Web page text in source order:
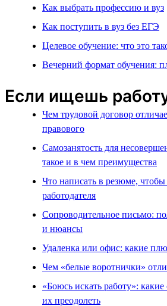
Как выбрать профессию и вуз
Как поступить в вуз без ЕГЭ
Целевое обучение: что это
Вечерний формат обучения:
Если ищешь
Чем трудовой договор
правового
Самозанятость для
такое и в чем преимущества
Что написать в резюме, чтобы
работодателя
Сопроводительное письмо:
и нюансы
Удаленка или офис: какие
Чем «белые воротнички»
«Боюсь искать работу»:
их преодолеть